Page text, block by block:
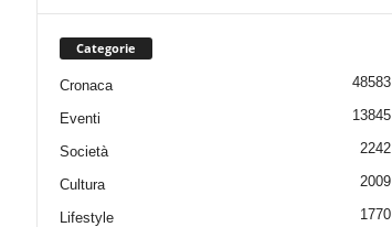
Categorie
Cronaca 48583
Eventi 13845
Società 2242
Cultura 2009
Lifestyle 1770